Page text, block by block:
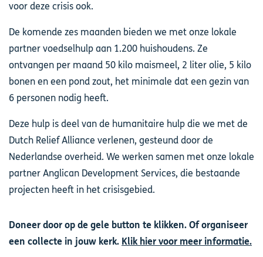
voor deze crisis ook.
De komende zes maanden bieden we met onze lokale
partner voedselhulp aan 1.200 huishoudens. Ze
ontvangen per maand 50 kilo maismeel, 2 liter olie, 5 kilo
bonen en een pond zout, het minimale dat een gezin van
6 personen nodig heeft.
Deze hulp is deel van de humanitaire hulp die we met de
Dutch Relief Alliance verlenen, gesteund door de
Nederlandse overheid. We werken samen met onze lokale
partner Anglican Development Services, die bestaande
projecten heeft in het crisisgebied.
Doneer door op de gele button te klikken. Of organiseer
een collecte in jouw kerk. Klik hier voor meer informatie.